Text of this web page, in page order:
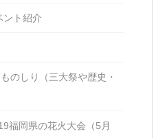
ント紹介
のしり（三大祭や歴史・
福岡県の花火大会（5月